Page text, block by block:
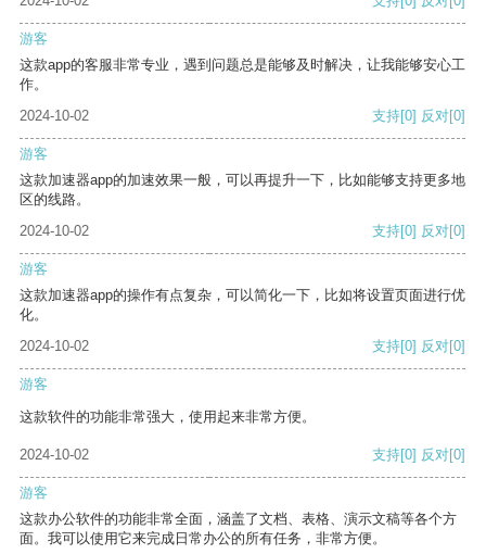
游客
这款app的客服非常专业，遇到问题总是能够及时解决，让我能够安心工
作。
2024-10-02
支持[0] 反对[0]
游客
这款加速器app的加速效果一般，可以再提升一下，比如能够支持更多地
区的线路。
2024-10-02
支持[0] 反对[0]
游客
这款加速器app的操作有点复杂，可以简化一下，比如将设置页面进行优
化。
2024-10-02
支持[0] 反对[0]
游客
这款软件的功能非常强大，使用起来非常方便。
2024-10-02 支持[0] 反对[0]
游客
这款办公软件的功能非常全面，涵盖了文档、表格、演示文稿等各个方
面。我可以使用它来完成日常办公的所有任务，非常方便。